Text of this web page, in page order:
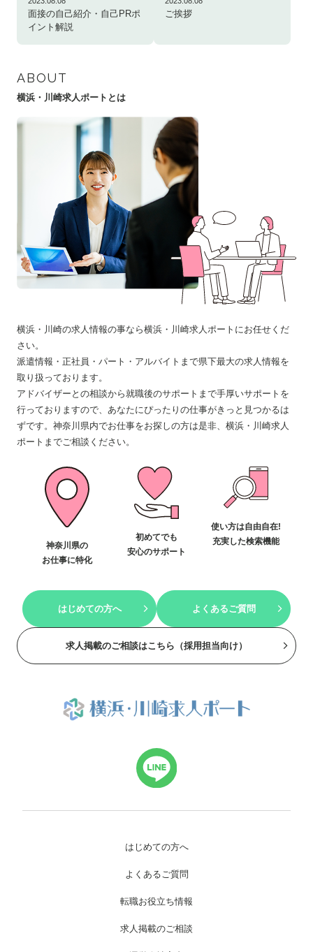
面接の自己紹介・自己PRポ
イント解説
ご挨拶
ABOUT
横浜・川崎求人ポートとは
横浜・川崎の求人情報の事なら横浜・川崎求人ポートにお任せくだ
さい。
派遣情報・正社員・パート・アルバイトまで県下最大の求人情報を
取り扱っております。
アドバイザーとの相談から就職後のサポートまで手厚いサポートを
行っておりますので、あなたにぴったりの仕事がきっと見つかるは
ずです。神奈川県内でお仕事をお探しの方は是非、横浜・川崎求人
ポートまでご相談ください。
神奈川県の
お仕事に特化
初めてでも
安心のサポート
使い方は自由自在!
充実した検索機能
はじめての方へ よくあるご質問
求人掲載のご相談はこちら（採用担当向け）
はじめての方へ
よくあるご質問
転職お役立ち情報
求人掲載のご相談